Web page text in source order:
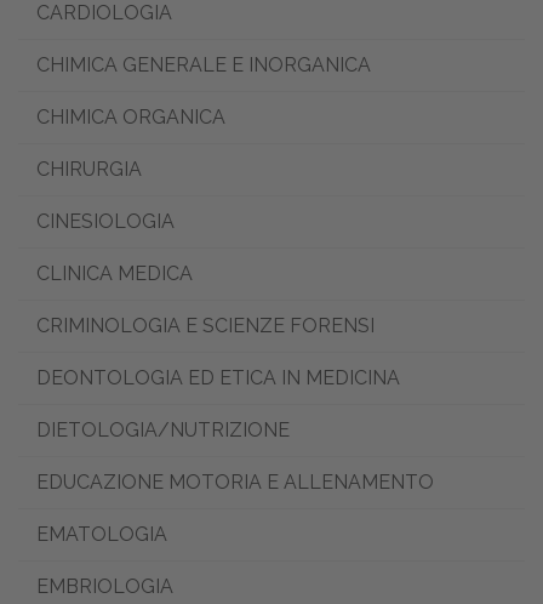
CARDIOLOGIA
CHIMICA GENERALE E INORGANICA
CHIMICA ORGANICA
CHIRURGIA
CINESIOLOGIA
CLINICA MEDICA
CRIMINOLOGIA E SCIENZE FORENSI
DEONTOLOGIA ED ETICA IN MEDICINA
DIETOLOGIA/NUTRIZIONE
EDUCAZIONE MOTORIA E ALLENAMENTO
EMATOLOGIA
EMBRIOLOGIA